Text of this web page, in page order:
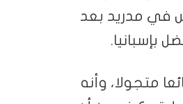
في مدريد بعد
بإسبانيا.
متجولا، وأنه